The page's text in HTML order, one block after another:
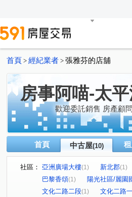
首頁 > 經紀業者 > 張雅芬的店舖
房事阿喵-太
歡迎委託銷售 房產顧問
首頁 中古屋(10)
社區： 亞洲廣場大樓(1) 新北郡(1)
巴黎香頌(1) 陽光社區/麗園
文化二路二段(1) 文化二路